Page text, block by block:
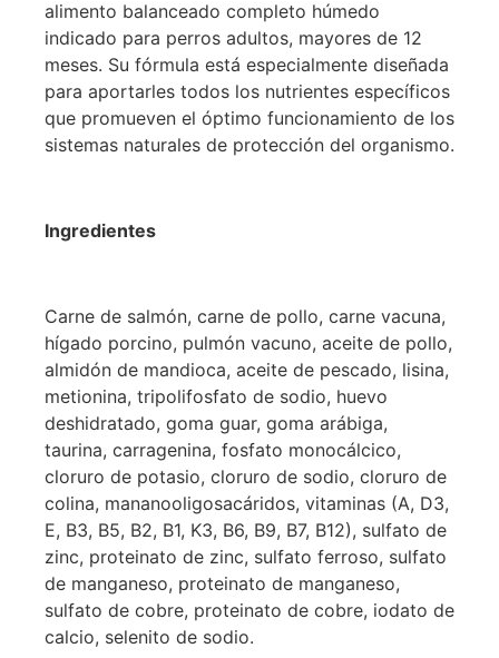
alimento balanceado completo húmedo
indicado para perros adultos, mayores de 12
meses. Su fórmula está especialmente diseñada
para aportarles todos los nutrientes específicos
que promueven el óptimo funcionamiento de los
sistemas naturales de protección del organismo.
Ingredientes
Carne de salmón, carne de pollo, carne vacuna,
hígado porcino, pulmón vacuno, aceite de pollo,
almidón de mandioca, aceite de pescado, lisina,
metionina, tripolifosfato de sodio, huevo
deshidratado, goma guar, goma arábiga,
taurina, carragenina, fosfato monocálcico,
cloruro de potasio, cloruro de sodio, cloruro de
colina, mananooligosacáridos, vitaminas (A, D3,
E, B3, B5, B2, B1, K3, B6, B9, B7, B12), sulfato de
zinc, proteinato de zinc, sulfato ferroso, sulfato
de manganeso, proteinato de manganeso,
sulfato de cobre, proteinato de cobre, iodato de
calcio, selenito de sodio.